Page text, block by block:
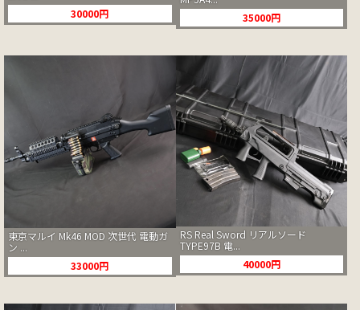
30000円
35000円
東京マルイ Mk46 MOD 次世代 電動ガ
ン ...
33000円
RS Real Sword リアルソード
TYPE97B 電...
40000円